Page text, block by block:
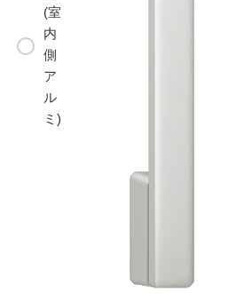
(室
内
側
ア
ル
ミ)